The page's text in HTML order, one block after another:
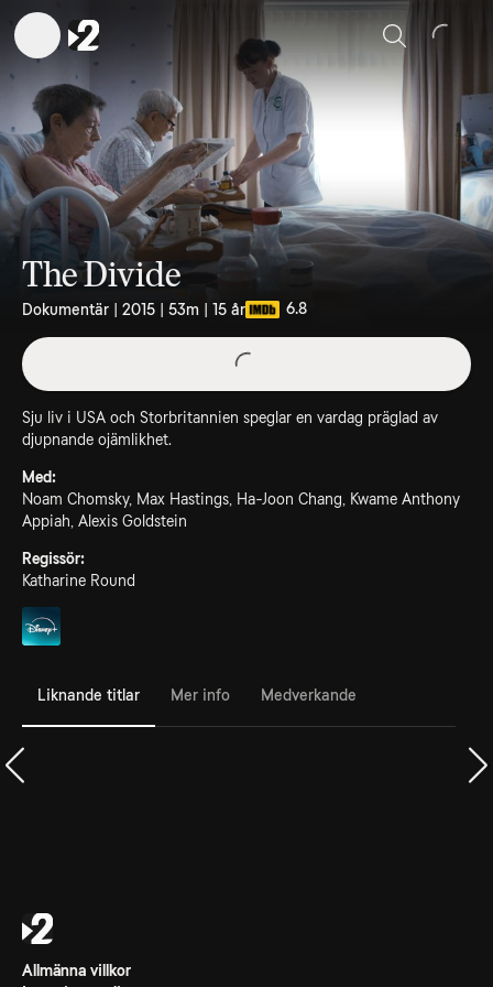
Sök
The Divide
Dokumentär | 2015 | 53m | 15 år 6.8
Sju liv i USA och Storbritannien speglar en vardag präglad av
djupnande ojämlikhet.
Med:
Noam Chomsky, Max Hastings, Ha-Joon Chang, Kwame Anthony
Appiah, Alexis Goldstein
Regissör:
Katharine Round
Liknande titlar Mer info Medverkande
Allmänna villkor